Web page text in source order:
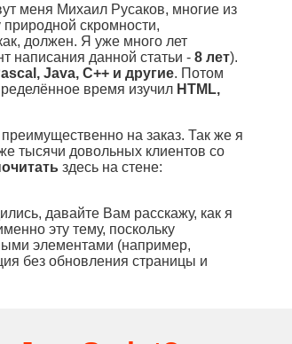
меня Михаил Русаков, многие из
скромности,
должен. Я уже много лет
написания данной статьи - 8 лет).
Java, C++ и другие. Потом
время изучил HTML,
преимущественно на заказ. Так же я
тысячи довольных клиентов со
здесь на стене:
давайте Вам расскажу, как я
эту тему, поскольку
элементами (например,
без обновления страницы и